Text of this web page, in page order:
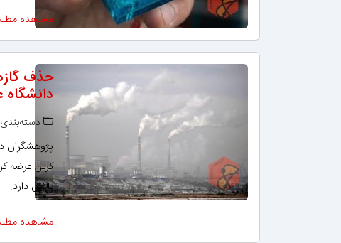
مشاهده
حذف
پژوهشگران
کربن عرضه
بالایی دارد.
مشاهده